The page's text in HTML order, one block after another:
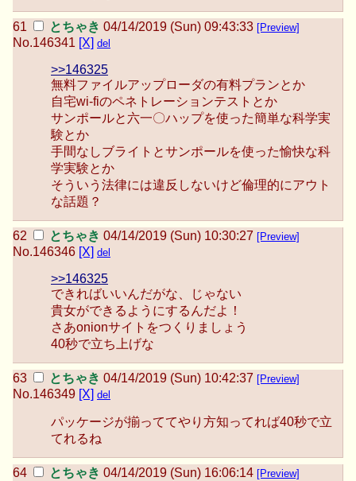
とちゃき 04/14/2019 (Sun) 09:43:33 [Preview]
No.146341 [X] del
>>146325
無料ファイルアップローダの有料プランとか
自宅wi-fiのペネトレーションテストとか
サンポールと六一〇ハップを使った簡単な科学実
験とか
手間なしブライトとサンポールを使った愉快な科
学実験とか
そういう法律には違反しないけど倫理的にアウト
な話題？
とちゃき 04/14/2019 (Sun) 10:30:27 [Preview]
No.146346 [X] del
>>146325
できればいいんだがな、じゃない
貴女ができるようにするんだよ！
さあonionサイトをつくりましょう
40秒で立ち上げな
とちゃき 04/14/2019 (Sun) 10:42:37 [Preview]
No.146349 [X] del
パッケージが揃っててやり方知ってれば40秒で立
てれるね
とちゃき 04/14/2019 (Sun) 16:06:14 [Preview]